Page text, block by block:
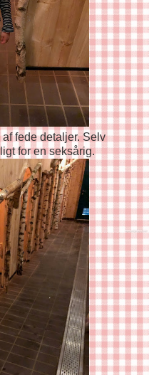
fede detaljer. Selv
for en seksårig.